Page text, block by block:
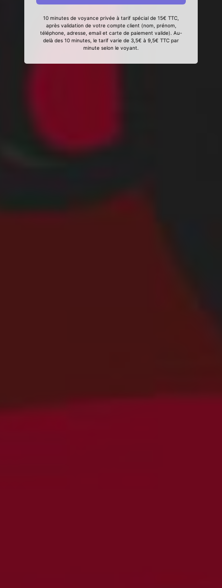
10 minutes de voyance privée à tarif spécial de 15€ TTC,
après validation de votre compte client (nom, prénom,
téléphone, adresse, email et carte de paiement valide). Au-
delà des 10 minutes, le tarif varie de 3,5€ à 9,5€ TTC par
minute selon le voyant.